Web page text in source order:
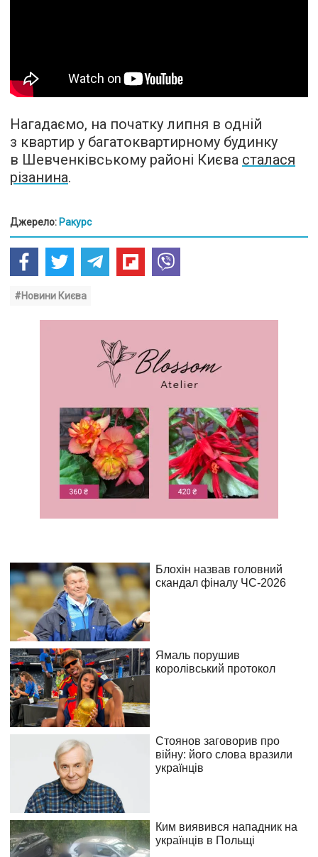
Нагадаємо, на початку липня в одній
з квартир у багатоквартирному будинку
в Шевченківському районі Києва сталася
різанина.
Джерело: Ракурс
#Новини Києва